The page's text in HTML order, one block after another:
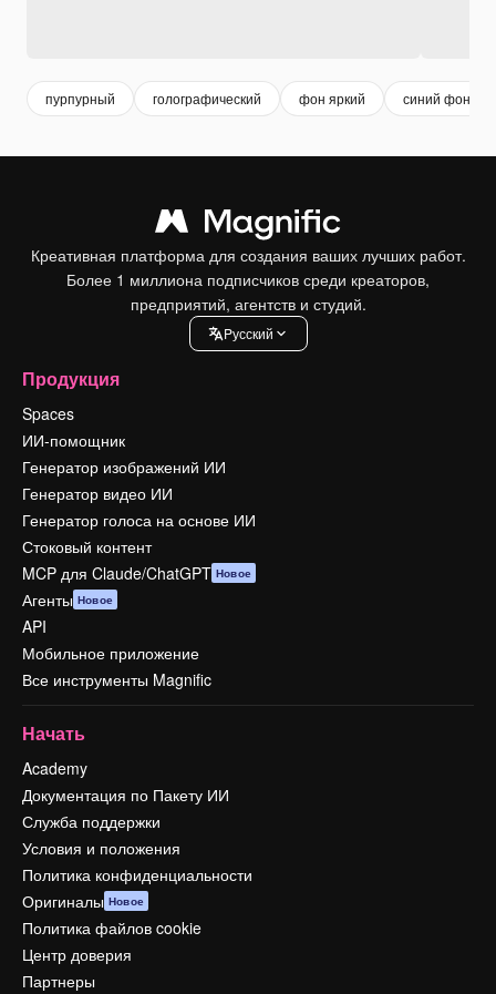
пурпурный голографический фон яркий синий фон
Креативная платформа для создания ваших лучших работ.
Более 1 миллиона подписчиков среди креаторов,
предприятий, агентств и студий.
Pусский
Продукция
Spaces
ИИ-помощник
Генератор изображений ИИ
Генератор видео ИИ
Генератор голоса на основе ИИ
Стоковый контент
MCP для Claude/ChatGPT Новое
Агенты Новое
API
Мобильное приложение
Все инструменты Magnific
Начать
Academy
Документация по Пакету ИИ
Служба поддержки
Условия и положения
Политика конфиденциальности
Оригиналы Новое
Политика файлов cookie
Центр доверия
Партнеры